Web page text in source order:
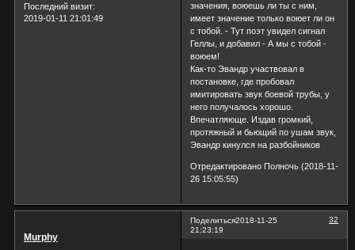
Последний визит:
2019-01-11 21:01:49
значения, воюешь ли ты с ним,
имеет значение только воюет ли он
с тобой. - Тут поэт увидел сигнал
Геллы, и добавил - А мы с тобой -
воюем!
Как-то Эвандр участвовал в
постановке, где пробовал
имитировать звук боевой трубы, у
него получалось хорошо.
Впечатляюще. Издав громкий,
протяжный и бьющий по ушам звук,
Эвандр кинулся на разбойников
Отредактировано Полночь (2018-11-
26 15:05:55)
Поделиться 32
2018-11-25
21:23:19
Murphy